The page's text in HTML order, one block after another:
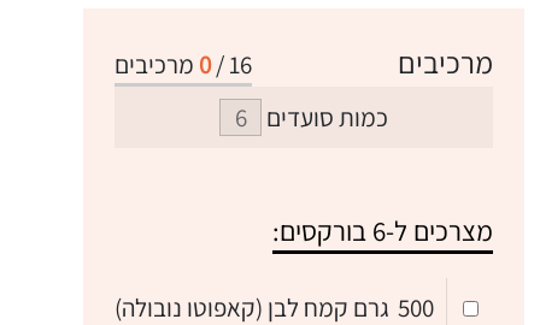
16
/
0 מרכיבים מרכיבים
כמות סועדים
מצרכים ל-6 בורקסים:
500 גרם קמח לבן (קאפוטו נובולה)